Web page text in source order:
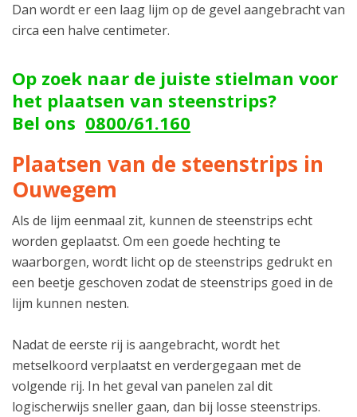
Dan wordt er een laag lijm op de gevel aangebracht van
circa een halve centimeter.
Op zoek naar de juiste stielman voor
het plaatsen van steenstrips?
Bel ons 0800/61.160
Plaatsen van de steenstrips in
Ouwegem
Als de lijm eenmaal zit, kunnen de steenstrips echt
worden geplaatst. Om een goede hechting te
waarborgen, wordt licht op de steenstrips gedrukt en
een beetje geschoven zodat de steenstrips goed in de
lijm kunnen nesten.
Nadat de eerste rij is aangebracht, wordt het
metselkoord verplaatst en verdergegaan met de
volgende rij. In het geval van panelen zal dit
logischerwijs sneller gaan, dan bij losse steenstrips.